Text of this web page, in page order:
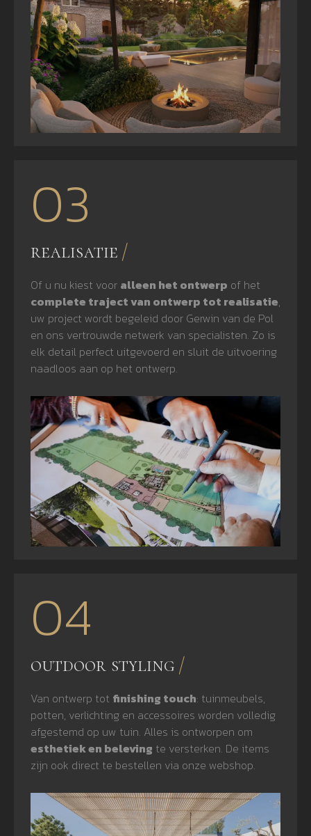
03
realisatie
Of u nu kiest voor alleen het ontwerp of het
complete traject van ontwerp tot realisatie,
uw project wordt begeleid door Gerwin van de Pol
en ons vertrouwde netwerk van specialisten. Zo is
elk detail perfect uitgevoerd en sluit de uitvoering
naadloos aan op het ontwerp.
04
outdoor styling
Van ontwerp tot finishing touch: tuinmeubels,
potten, verlichting en accessoires worden volledig
afgestemd op uw tuin. Alles is ontworpen om
esthetiek en beleving te versterken. De items
zijn ook direct te bestellen via onze webshop.